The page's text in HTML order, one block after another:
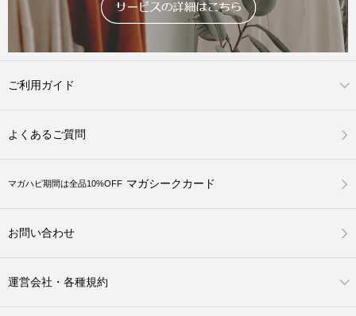
ご利用ガイド
よくあるご質問
マガハピ期間は全品10%OFF マガシークカード
お問い合わせ
運営会社・各種規約